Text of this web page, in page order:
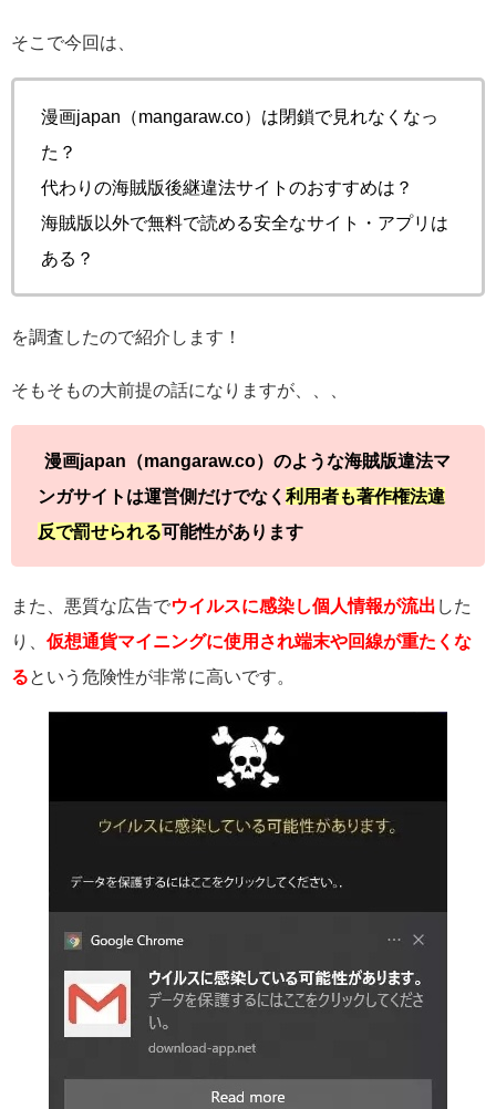
そこで今回は、
漫画japan（mangaraw.co）は閉鎖で見れなくなっ
た？
代わりの海賊版後継違法サイトのおすすめは？
海賊版以外で無料で読める安全なサイト・アプリは
ある？
を調査したので紹介します！
そもそもの大前提の話になりますが、、、
漫画japan（mangaraw.co）のような海賊版違法マ
ンガサイトは運営側だけでなく 利用者も著作権法違
反で罰せられる可能性があります
また、悪質な広告でウイルスに感染し個人情報が流出 した
り、 仮想通貨マイニングに使用され端末や回線が重たくな
る という危険性が非常に高いです。